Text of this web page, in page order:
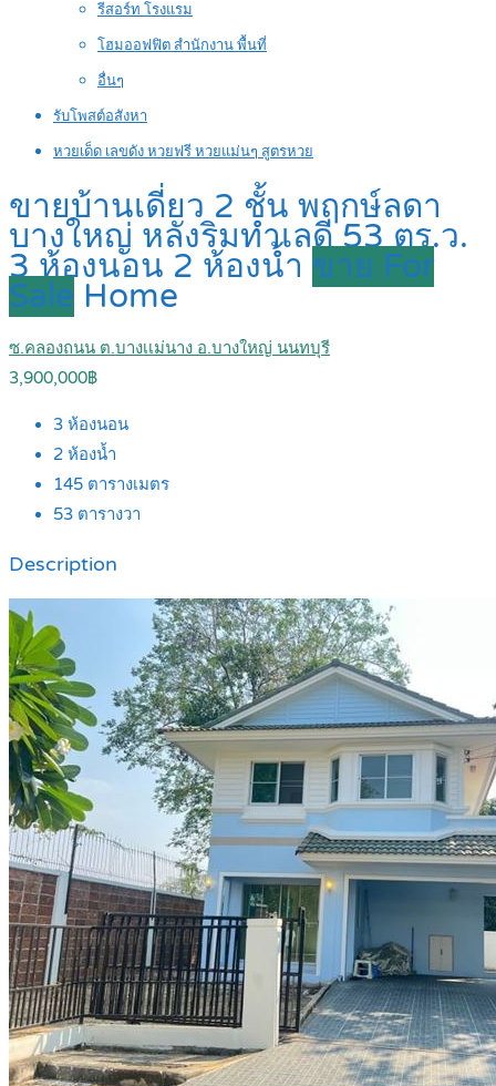
รีสอร์ท โรงแรม
โฮมออฟฟิต สำนักงาน พื้นที่
อื่นๆ
รับโพสต์อสังหา
หวยเด็ด เลขดัง หวยฟรี หวยแม่นๆ สูตรหวย
ขายบ้านเดี่ยว 2 ชั้น พฤกษ์ลดา
บางใหญ่ หลังริมทำเลดี 53 ตร.ว.
3 ห้องนอน 2 ห้องน้ำ ขาย For
Sale Home
ซ.คลองถนน ต.บางเเม่นาง อ.บางใหญ่ นนทบุรี
3,900,000฿
3 ห้องนอน
2 ห้องน้ำ
145 ตารางเมตร
53 ตารางวา
Description